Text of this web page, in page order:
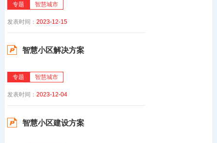
专题 智慧城市
发表时间： 2023-12-15
智慧小区解决方案
专题 智慧城市
发表时间： 2023-12-04
智慧小区建设方案